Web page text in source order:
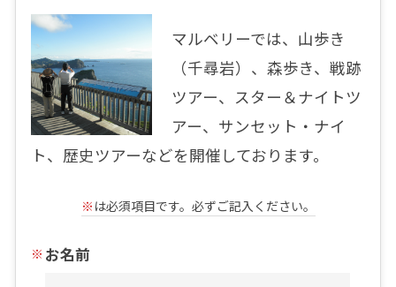
マルベリーでは、山歩き
（千尋岩）、森歩き、戦跡
ツアー、スター＆ナイトツ
アー、サンセット・ナイ
ト、歴史ツアーなどを開催しております。
※ は必須項目です。必ずご記入ください。
お名前